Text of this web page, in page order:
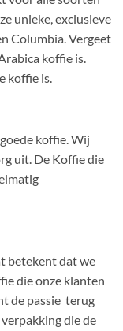
unieke, exclusieve
Columbia. Vergeet
koffie is.
koffie is.
koffie. Wij
uit. De Koffie die
betekent dat we
die onze klanten
de passie terug
die de